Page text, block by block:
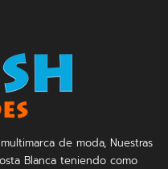
de moda, Nuestras
Blanca teniendo como